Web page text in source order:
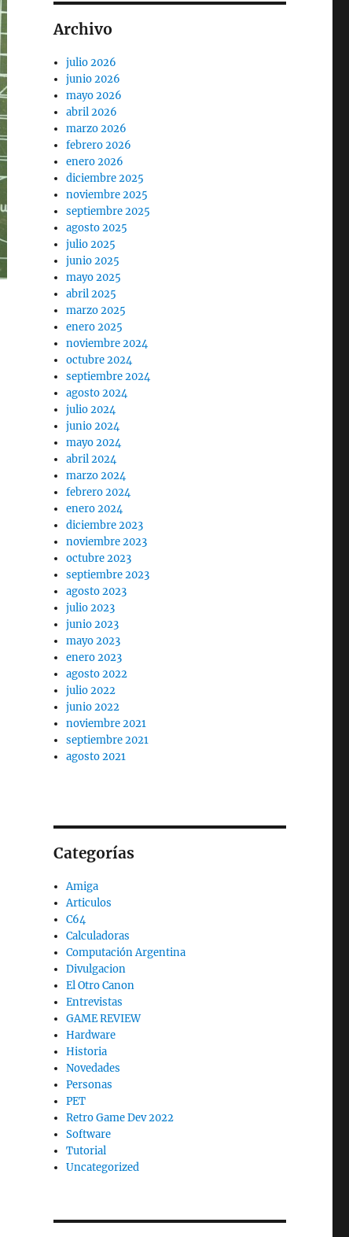
Archivo
julio 2026
junio 2026
mayo 2026
abril 2026
marzo 2026
febrero 2026
enero 2026
diciembre 2025
noviembre 2025
septiembre 2025
agosto 2025
julio 2025
junio 2025
mayo 2025
abril 2025
marzo 2025
enero 2025
noviembre 2024
octubre 2024
septiembre 2024
agosto 2024
julio 2024
junio 2024
mayo 2024
abril 2024
marzo 2024
febrero 2024
enero 2024
diciembre 2023
noviembre 2023
octubre 2023
septiembre 2023
agosto 2023
julio 2023
junio 2023
mayo 2023
enero 2023
agosto 2022
julio 2022
junio 2022
noviembre 2021
septiembre 2021
agosto 2021
Categorías
Amiga
Articulos
C64
Calculadoras
Computación Argentina
Divulgacion
El Otro Canon
Entrevistas
GAME REVIEW
Hardware
Historia
Novedades
Personas
PET
Retro Game Dev 2022
Software
Tutorial
Uncategorized